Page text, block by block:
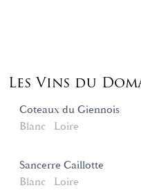
Les Vins du
Coteaux du Giennois
Blanc
Loire
Sancerre Caillotte
Blanc
Loire